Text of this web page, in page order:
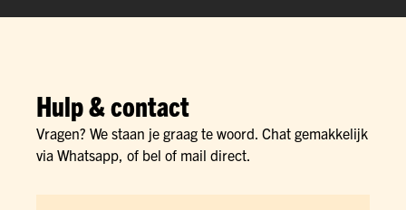
Hulp & contact
Vragen? We staan je graag te woord. Chat gemakkelijk
via Whatsapp, of bel of mail direct.